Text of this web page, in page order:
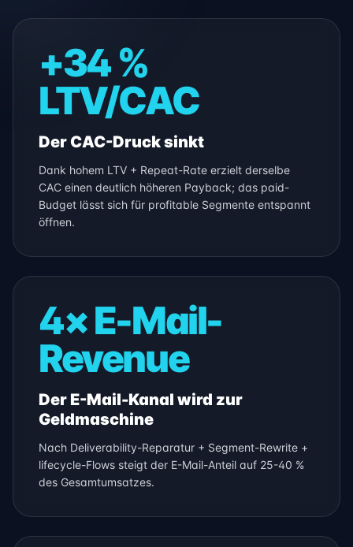
+34 %
LTV/CAC
Der CAC-Druck sinkt
Dank hohem LTV + Repeat-Rate erzielt derselbe
CAC einen deutlich höheren Payback; das paid-
Budget lässt sich für profitable Segmente entspannt
öffnen.
4× E-Mail-
Revenue
Der E-Mail-Kanal wird zur
Geldmaschine
Nach Deliverability-Reparatur + Segment-Rewrite +
lifecycle-Flows steigt der E-Mail-Anteil auf 25-40 %
des Gesamtumsatzes.